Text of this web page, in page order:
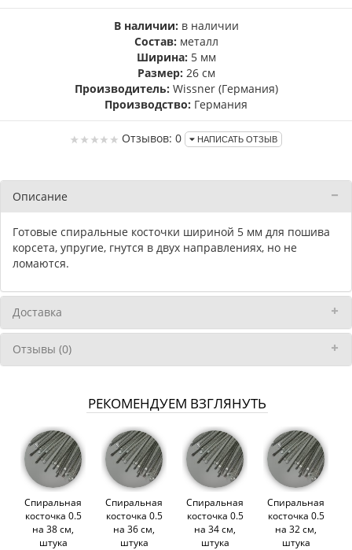
В наличии: в наличии
Состав: металл
Ширина: 5 мм
Размер: 26 см
Производитель: Wissner (Германия)
Производство: Германия
Отзывов: 0 НАПИСАТЬ ОТЗЫВ
Описание
Готовые спиральные косточки шириной 5 мм для пошива
корсета, упругие, гнутся в двух направлениях, но не
ломаются.
Доставка
Отзывы (0)
РЕКОМЕНДУЕМ ВЗГЛЯНУТЬ
Спиральная
косточка 0.5
на 38 см,
штука
Спиральная
косточка 0.5
на 36 см,
штука
Спиральная
косточка 0.5
на 34 см,
штука
Спиральная
косточка 0.5
на 32 см,
штука